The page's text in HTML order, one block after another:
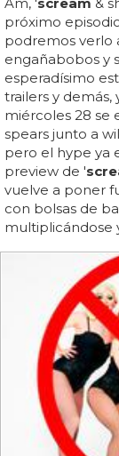
Am, 'scream &
próximo
podremos verlo
engañabobos y
esperadísimo
trailers y demás,
miércoles 28 se
spears junto a
pero el hype ya
preview de '
vuelve a poner
con bolsas de
multiplicándose